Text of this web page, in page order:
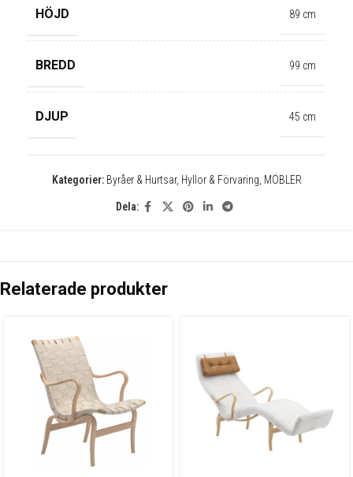
HÖJD 89 cm
BREDD 99 cm
DJUP 45 cm
Kategorier: Byråer & Hurtsar, Hyllor & Förvaring MÖBLER
Dela:
Relaterade produkter